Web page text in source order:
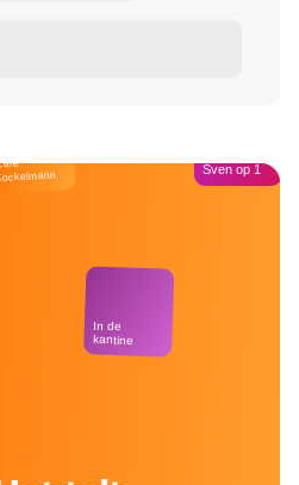
In de
kantine
Sven op 1